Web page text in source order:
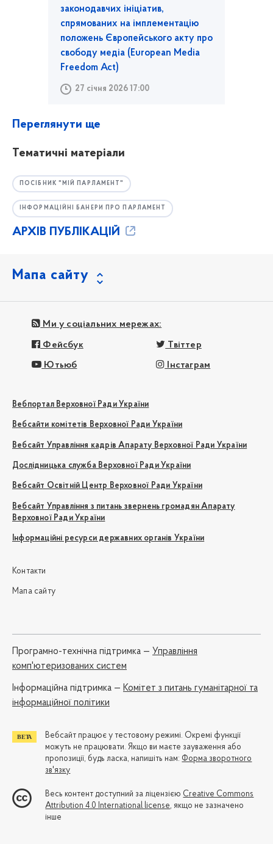
законодавчих ініціатив,
спрямованих на імплементацію
положень Європейського акту про
свободу медіа (European Media
Freedom Act)
27 січня 2026 17:00
Переглянути ще
Тематичні матеріали
ПОСІБНИК "МІЙ ПАРЛАМЕНТ"
ІНФОРМАЦІЙНІ БАНЕРИ ПРО ПАРЛАМЕНТ
АРХІВ ПУБЛІКАЦІЙ
Мапа сайту
Ми у соціальних мережах:
Фейсбук Твіттер
Ютьюб Інстаграм
Вебпортал Верховної Ради України
Вебсайти комітетів Верховної Ради України
Вебсайт Управління кадрів Апарату Верховної Ради України
Дослідницька служба Верховної Ради України
Вебсайт Освітній Центр Верховної Ради України
Вебсайт Управління з питань звернень громадян Апарату
Верховної Ради України
Інформаційні ресурси державних органів України
Контакти
Мапа сайту
Програмно-технічна підтримка — Управління
комп'ютеризованих систем
Iнформаційна підтримка — Комітет з питань гуманітарної та
інформаційної політики
Вебсайт працює у тестовому режимі. Окремі функції
можуть не працювати. Якщо ви маєте зауваження або
пропозиції, будь ласка, напишіть нам: Форма зворотного
зв'язку
Весь контент доступний за ліцензією Creative Commons
Attribution 4.0 International license, якщо не зазначено
інше